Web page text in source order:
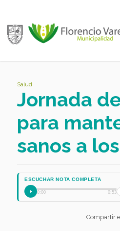
Salud
Jornada
para
sanos a
ESCUCHAR NOTA COMPLETA
0:00 0:53
Compartir